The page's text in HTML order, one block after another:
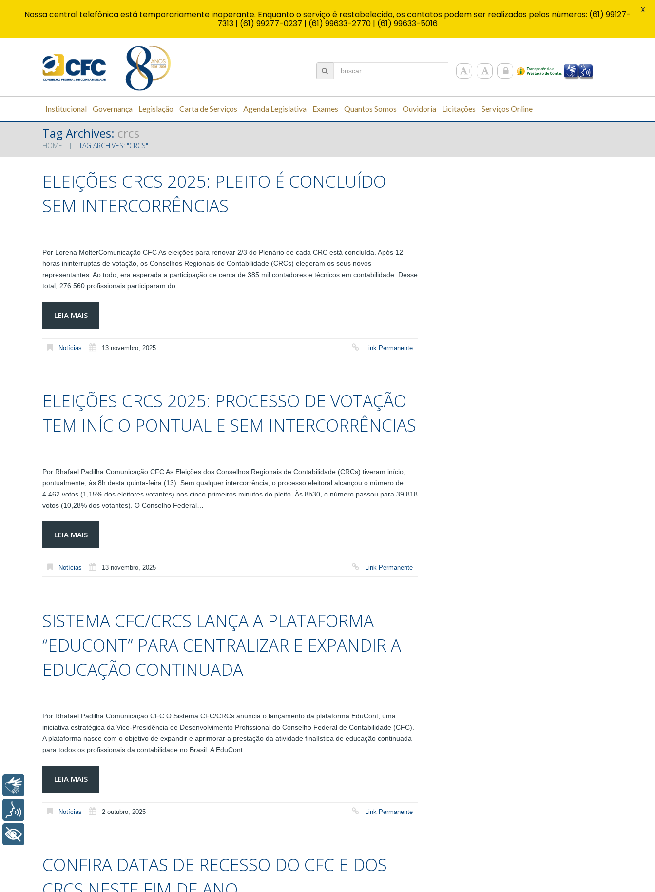
Institucional Governança Legislação Carta de Serviços Agenda Legislativa Exames Quantos Somos Ouvidoria Licitações Serviços Online
Tag Archives: crcs
HOME TAG ARCHIVES: "CRCS"
ELEIÇÕES CRCS 2025: PLEITO É CONCLUÍDO
SEM INTERCORRÊNCIAS
Por Lorena MolterComunicação CFC As eleições para renovar 2/3 do Plenário de cada CRC está concluída. Após 12
horas ininterruptas de votação, os Conselhos Regionais de Contabilidade (CRCs) elegeram os seus novos
representantes. Ao todo, era esperada a participação de cerca de 385 mil contadores e técnicos em contabilidade. Desse
total, 276.560 profissionais participaram do…
LEIA MAIS
Notícias 13 novembro, 2025 Link Permanente
ELEIÇÕES CRCS 2025: PROCESSO DE VOTAÇÃO
TEM INÍCIO PONTUAL E SEM INTERCORRÊNCIAS
Por Rhafael Padilha Comunicação CFC As Eleições dos Conselhos Regionais de Contabilidade (CRCs) tiveram início,
pontualmente, às 8h desta quinta-feira (13). Sem qualquer intercorrência, o processo eleitoral alcançou o número de
4.462 votos (1,15% dos eleitores votantes) nos cinco primeiros minutos do pleito. Às 8h30, o número passou para 39.818
votos (10,28% dos votantes). O Conselho Federal…
LEIA MAIS
Notícias 13 novembro, 2025 Link Permanente
SISTEMA CFC/CRCS LANÇA A PLATAFORMA
“EDUCONT” PARA CENTRALIZAR E EXPANDIR A
EDUCAÇÃO CONTINUADA
Por Rhafael Padilha Comunicação CFC O Sistema CFC/CRCs anuncia o lançamento da plataforma EduCont, uma
iniciativa estratégica da Vice-Presidência de Desenvolvimento Profissional do Conselho Federal de Contabilidade (CFC).
A plataforma nasce com o objetivo de expandir e aprimorar a prestação da atividade finalística de educação continuada
para todos os profissionais da contabilidade no Brasil. A EduCont…
LEIA MAIS
Notícias 2 outubro, 2025 Link Permanente
CONFIRA DATAS DE RECESSO DO CFC E DOS
Nossa central telefônica está temporariamente inoperante. Enquanto o serviço é restabelecido, os contatos podem ser realizados pelos números: (61) 99127-
7313 | (61) 99277-0237 | (61) 99633-2770 | (61) 99633-5016
X